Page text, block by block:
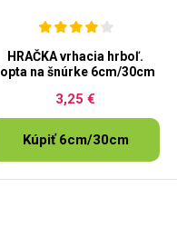
HRAČKA vrhacia hrboľ.
lopta na šnúrke 6cm/30cm
3,25 €
Kúpiť 6cm/30cm